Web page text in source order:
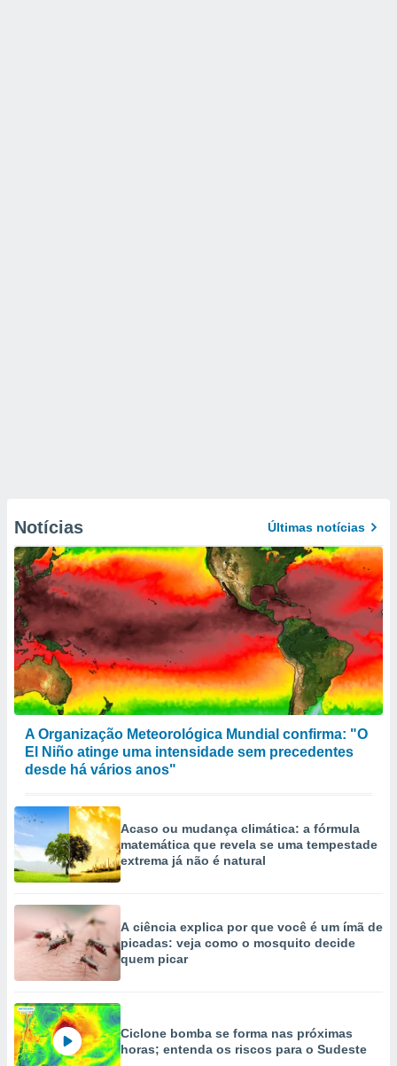
Notícias Últimas notícias
A Organização Meteorológica Mundial confirma: "O
El Niño atinge uma intensidade sem precedentes
desde há vários anos"
Acaso ou mudança climática: a fórmula
matemática que revela se uma tempestade
extrema já não é natural
A ciência explica por que você é um ímã de
picadas: veja como o mosquito decide
quem picar
Ciclone bomba se forma nas próximas
horas; entenda os riscos para o Sudeste